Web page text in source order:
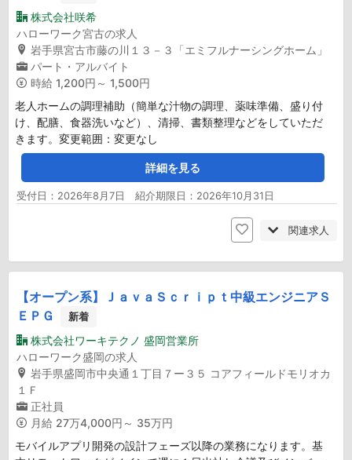
株式会社咲希
ハローワーク宮古の求人
岩手県宮古市藤の川１３－３「エミフルナーシングホーム」
パート・アルバイト
時給 1,200円～ 1,500円
老人ホームの調理補助（簡単な汁物の調理、薬味準備、盛り付
け、配膳、食器洗いなど）、清掃、書類整理などをしていただ
きます。変更範囲：変更なし
詳細を見る
受付日：2026年8月7日 紹介期限日：2026年10月31日
関連求人
【オープン系】ＪａｖａＳｃｒｉｐｔ中級エンジニアＳ
ＥＰＧ
新着
株式会社ワーキテクノ 盛岡営業所
ハローワーク盛岡の求人
岩手県盛岡市中央通１丁目７ー３５ コアフィールドモリオカ
１Ｆ
正社員
月給 27万4,000円～ 35万円
モバイルアプリ開発の設計フェーズ以降の業務になります。基